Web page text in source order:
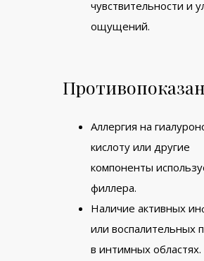
чувствительности и
ощущений.
Аллергия на
кислоту или другие
компоненты
филлера.
Наличие активных
или воспалительных
в интимных областях.